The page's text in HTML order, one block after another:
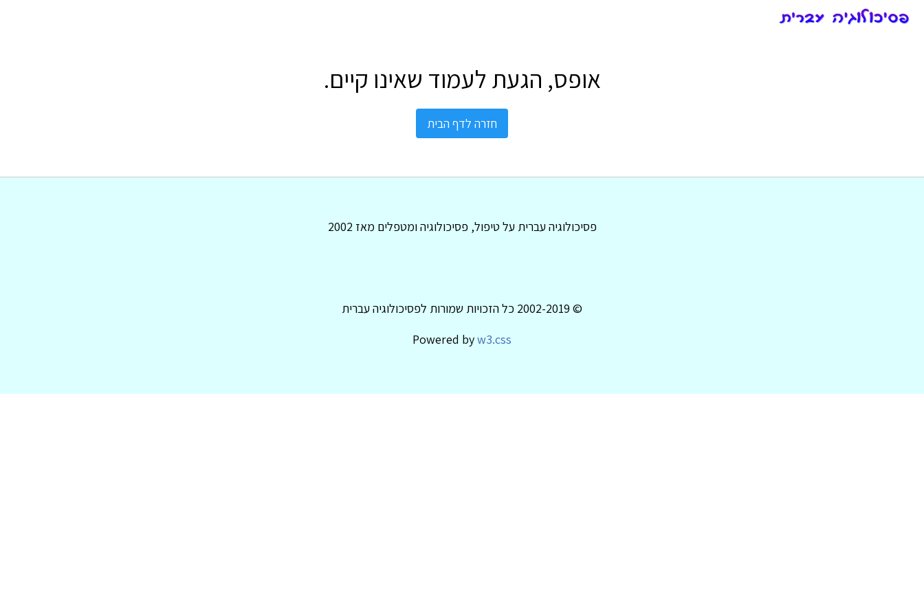
אופס, הגעת לעמוד שאינו קיים.
חזרה לדף הבית
פסיכולוגיה עברית על טיפול, פסיכולוגיה ומטפלים מאז 2002
© 2002-2019 כל הזכויות שמורות לפסיכולוגיה עברית
Powered byw3.css